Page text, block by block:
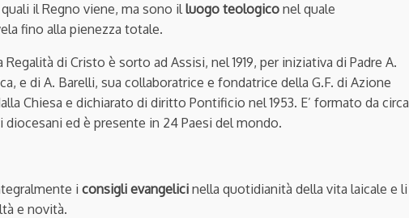
il Regno viene, ma sono illuogo teologico nel quale
fino alla pienezza totale.
di Cristo è sorto ad Assisi, nel 1919, per iniziativa di Padre A.
e di A. Barelli, sua collaboratrice e fondatrice della G.F. di Azione
Chiesa e dichiarato di diritto Pontificio nel 1953. E’ formato da circa
ed è presente in 24 Paesi del mondo.
i consigli evangelici nella quotidianità della vita laicale e li
e novità.